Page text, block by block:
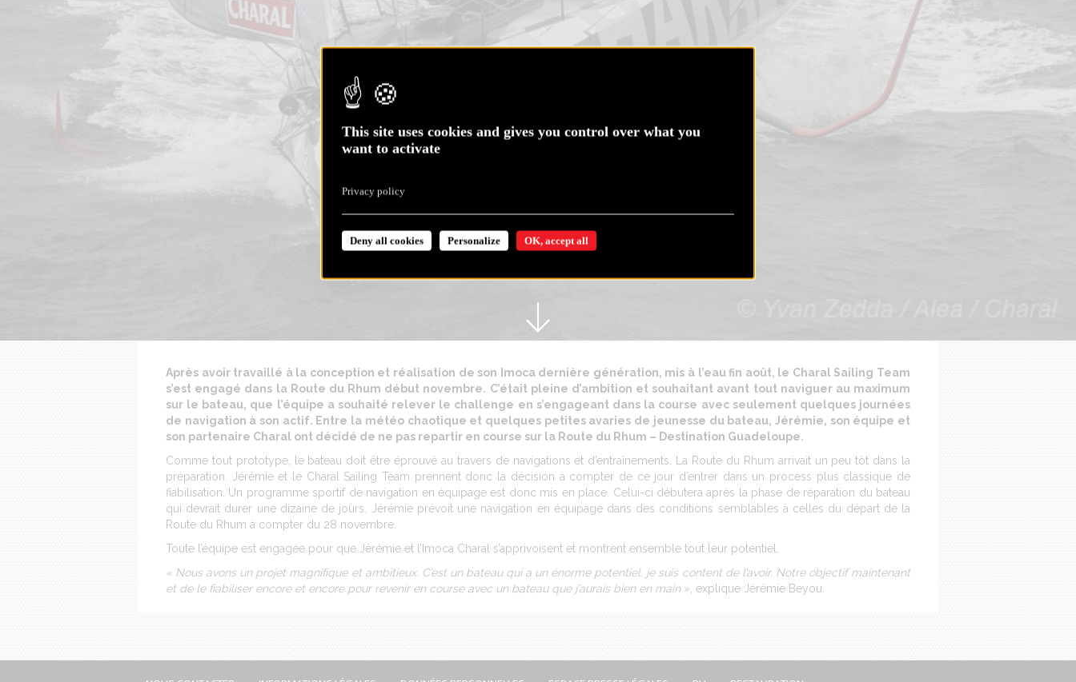
Après avoir travaillé à la conception et réalisation de son Imoca dernière génération, mis à l’eau fin août, le Charal Sailing Team
s’est engagé dans la Route du Rhum début novembre. C’était pleine d’ambition et souhaitant avant tout naviguer au maximum
sur le bateau, que l’équipe a souhaité relever le challenge en s’engageant dans la course avec seulement quelques journées
de navigation à son actif. Entre la météo chaotique et quelques petites avaries de jeunesse du bateau, Jérémie, son équipe et
son partenaire Charal ont décidé de ne pas repartir en course sur la Route du Rhum – Destination Guadeloupe.
Comme tout prototype, le bateau doit être éprouvé au travers de navigations et d’entraînements. La Route du Rhum arrivait un peu tôt dans la
préparation. Jérémie et le Charal Sailing Team prennent donc la décision à compter de ce jour d’entrer dans un process plus classique de
fiabilisation. Un programme sportif de navigation en équipage est donc mis en place. Celui-ci débutera après la phase de réparation du bateau
qui devrait durer une dizaine de jours. Jérémie prévoit une navigation en équipage dans des conditions semblables à celles du départ de la
Route du Rhum à compter du 28 novembre.
Toute l’équipe est engagée pour que Jérémie et l’Imoca Charal s’apprivoisent et montrent ensemble tout leur potentiel.
« Nous avons un projet magnifique et ambitieux. C’est un bateau qui a un énorme potentiel, je suis content de l’avoir. Notre objectif maintenant
et de le fiabiliser encore et encore pour revenir en course avec un bateau que j’aurais bien en main», explique Jérémie Beyou.
This site uses cookies and gives you control over what you
want to activate
OK, accept all
Deny all cookies Personalize
Privacy policy